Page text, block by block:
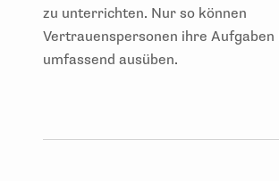
zu unterrichten. Nur so können
Vertrauenspersonen ihre
umfassend ausüben.